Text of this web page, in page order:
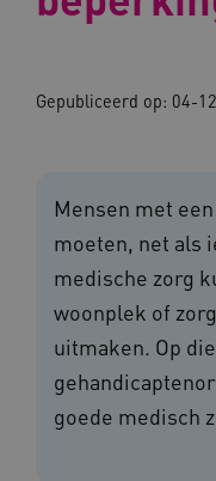
Gepubliceerd op: 04-
Mensen met
moeten, net als
medische zorg
woonplek of
uitmaken. Op
goede medisch